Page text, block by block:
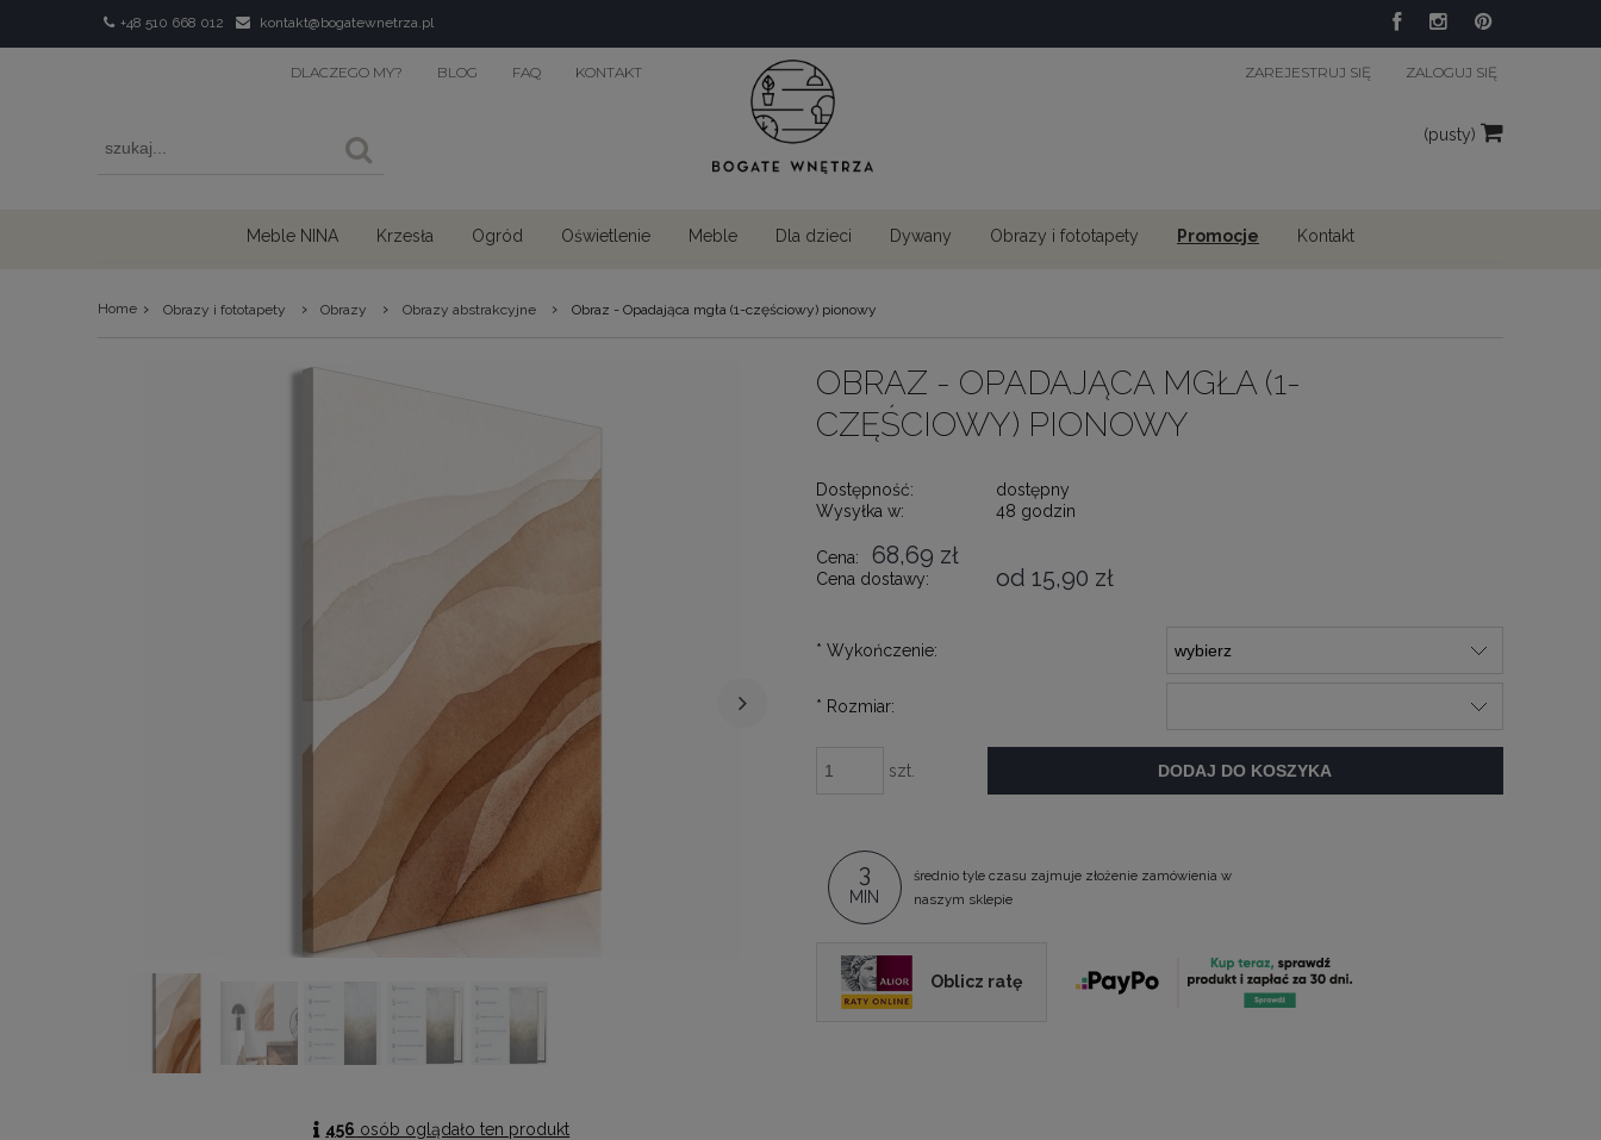
+48 510 668 012 kontakt@bogatewnetrza.pl
DLACZEGO MY? BLOG FAQ KONTAKT ZAREJESTRUJ SIĘ ZALOGUJ SIĘ
(pusty)
Meble NINA Krzesła Ogród Oświetlenie Meble Dla dzieci Dywany Obrazy i fototapety Promocje Kontakt
Home › Obrazy i fototapety › Obrazy › Obrazy abstrakcyjne › Obraz - Opadająca mgła (1-częściowy) pionowy
456 osób oglądało ten produkt
OBRAZ - OPADAJĄCA MGŁA (1-
CZĘŚCIOWY) PIONOWY
Dostępność:
dostępny
Wysyłka w:
48 godzin
Cena: 68,69 zł
Cena dostawy: od 15,90 zł
* Wykończenie:
* Rozmiar:
szt. DODAJ DO KOSZYKA
3
MIN
średnio tyle czasu zajmuje złożenie zamówienia w
naszym sklepie
Oblicz ratę